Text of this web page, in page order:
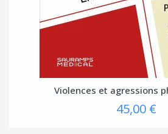
Violences et agressions
45,00 €